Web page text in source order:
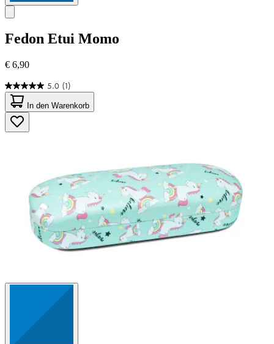
Fedon Etui Momo
€ 6,90
5.0 (1)
5.0
von
5
Sternen.
1
In den Warenkorb